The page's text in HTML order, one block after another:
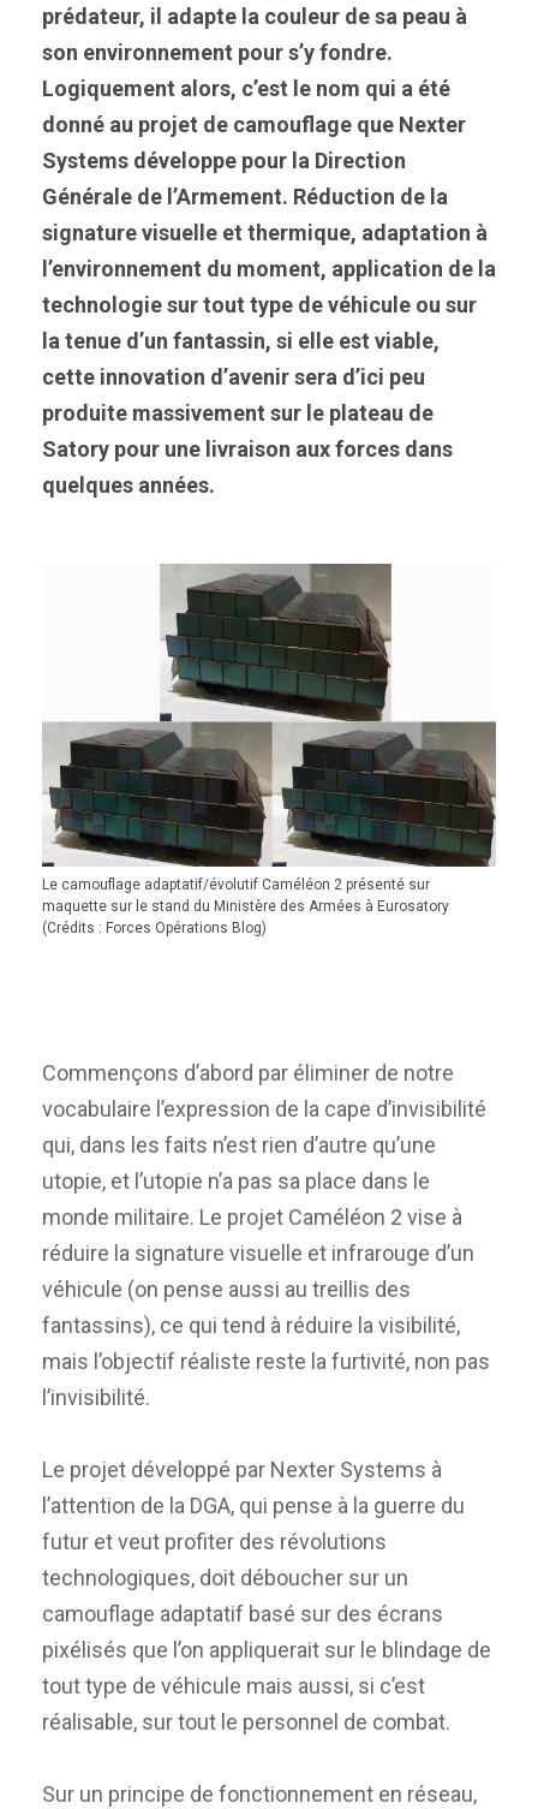
prédateur, il adapte la couleur de sa peau à
son environnement pour s’y fondre.
Logiquement alors, c’est le nom qui a été
donné au projet de camouflage que Nexter
Systems développe pour la Direction
Générale de l’Armement. Réduction de la
signature visuelle et thermique, adaptation à
l’environnement du moment, application de la
technologie sur tout type de véhicule ou sur
la tenue d’un fantassin, si elle est viable,
cette innovation d’avenir sera d’ici peu
produite massivement sur le plateau de
Satory pour une livraison aux forces dans
quelques années.
Le camouflage adaptatif/évolutif Caméléon 2 présenté sur
maquette sur le stand du Ministère des Armées à Eurosatory
(Crédits : Forces Opérations Blog)
Commençons d’abord par éliminer de notre
vocabulaire l’expression de la cape d’invisibilité
qui, dans les faits n’est rien d’autre qu’une
utopie, et l’utopie n’a pas sa place dans le
monde militaire. Le projet Caméléon 2 vise à
réduire la signature visuelle et infrarouge d’un
véhicule (on pense aussi au treillis des
fantassins), ce qui tend à réduire la visibilité,
mais l’objectif réaliste reste la furtivité, non pas
l’invisibilité.
Le projet développé par Nexter Systems à
l’attention de la DGA, qui pense à la guerre du
futur et veut profiter des révolutions
technologiques, doit déboucher sur un
camouflage adaptatif basé sur des écrans
pixélisés que l’on appliquerait sur le blindage de
tout type de véhicule mais aussi, si c’est
réalisable, sur tout le personnel de combat.
Sur un principe de fonctionnement en réseau,